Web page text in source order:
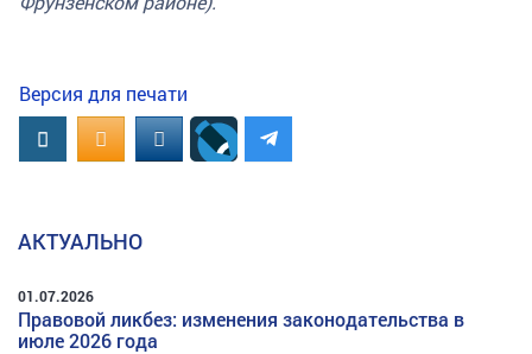
Версия для печати
ВконтактеOK.RUMAIL.RU
АКТУАЛЬНО
01.07.2026
Правовой ликбез: изменения законодательства в
июле 2026 года